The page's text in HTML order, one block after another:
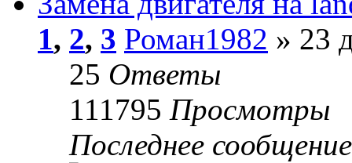
1, 2, 3 Роман1982 » 23
25 Ответы
111795 Просмотры
Последнее